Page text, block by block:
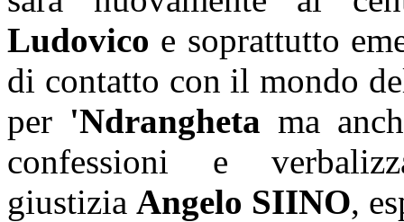
Ludovico e soprattutto
di contatto con il mondo
per 'Ndrangheta ma
confessioni e
giustizia Angelo SIINO,